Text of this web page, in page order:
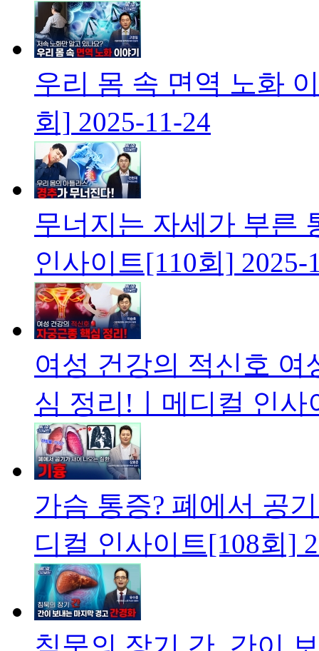
우리 몸 속 면역 노화
회] 2025-11-24
무너지는 자세가 부른
인사이트[110회] 2025-
여성 건강의 적신호 여
심 정리!ㅣ메디컬 인
가슴 통증? 폐에서 공
디컬 인사이트[108회]